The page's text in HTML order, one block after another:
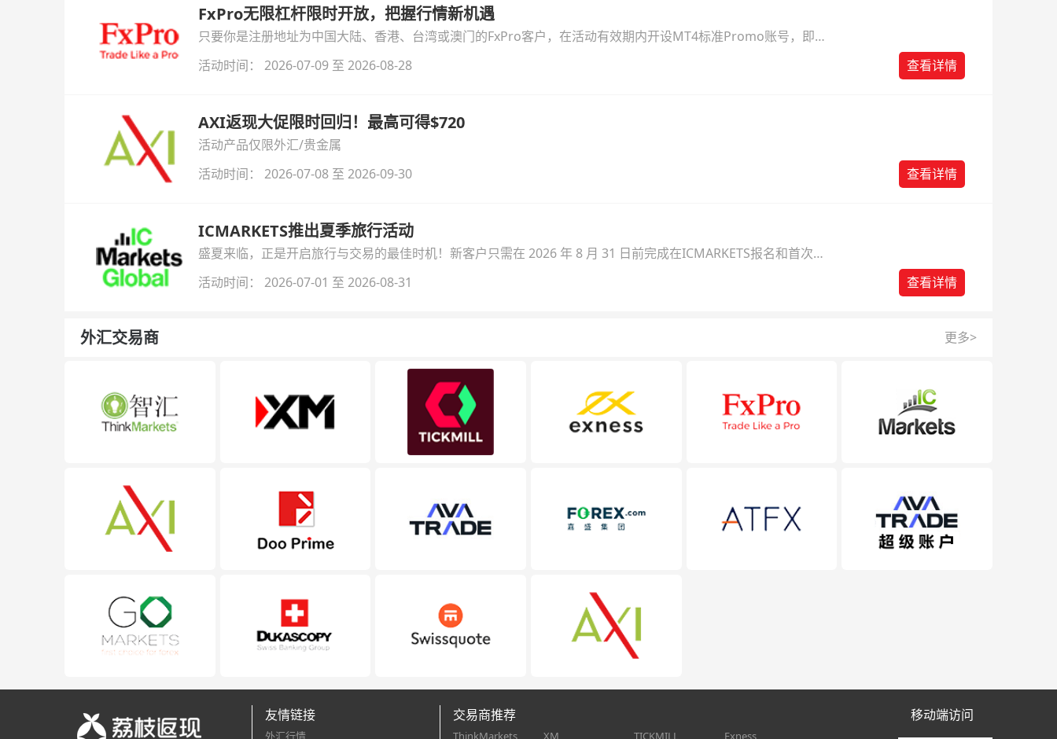
FxPro无限杠杆限时开放，把握行情新机遇
只要你是注册地址为中国大陆、香港、台湾或澳门的FxPro客户，在活动有效期内开设MT4标准Promo账号，即可
自动解锁无限倍杠杆福利，无需额外复杂操作。
活动时间： 2026-07-09 至 2026-08-28 查看详情
AXI返现大促限时回归！最高可得$720
活动产品仅限外汇/贵金属
活动时间： 2026-07-08 至 2026-09-30
查看详情
ICMARKETS推出夏季旅行活动
盛夏来临，正是开启旅行与交易的最佳时机！新客户只需在 2026 年 8 月 31 日前完成在ICMARKETS报名和首次入
金即可参与！
活动时间： 2026-07-01 至 2026-08-31 查看详情
外汇交易商 更多>
友情链接
外汇行情
交易商推荐
ThinkMarkets XM TICKMILL Exness
移动端访问